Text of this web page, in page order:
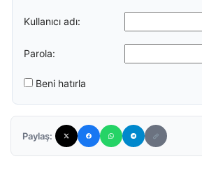
Kullanıcı adı:
Parola:
Beni hatırla
Paylaş: